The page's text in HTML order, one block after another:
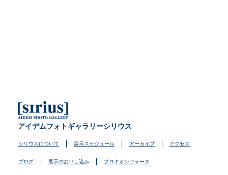
アイデムフォトギャラリーシリウス
シリウスについて 展示スケジュール アーカイブ アクセス
ブログ 展示のお申し込み プロキオンフォース